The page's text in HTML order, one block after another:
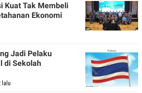
Kuat Tak Membeli
Ekonomi
Jadi Pelaku
di Sekolah
lalu